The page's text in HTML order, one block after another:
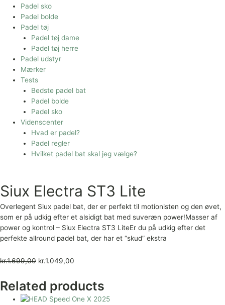
Padel sko
Padel bolde
Padel tøj
Padel tøj dame
Padel tøj herre
Padel udstyr
Mærker
Tests
Bedste padel bat
Padel bolde
Padel sko
Videnscenter
Hvad er padel?
Padel regler
Hvilket padel bat skal jeg vælge?
Siux Electra ST3 Lite
Overlegent Siux padel bat, der er perfekt til motionisten og den øvet,
som er på udkig efter et alsidigt bat med suveræn power!Masser af
power og kontrol – Siux Electra ST3 LiteEr du på udkig efter det
perfekte allround padel bat, der har et “skud” ekstra
kr.1.699,00 kr.1.049,00
Related products